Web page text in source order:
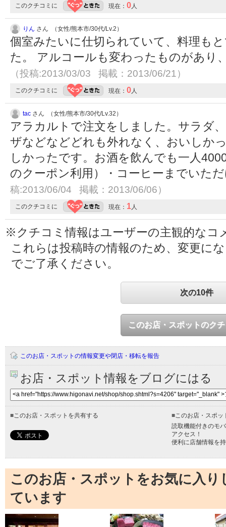
このクチコミに 現在： 0 人
りん さん （女性/熊本市/30代/Lv.2）
個室みたいに仕切られていて、料理も
た。 アルコールも変わったものがあり
（投稿:2013/03/03 掲載：2013/06/21）
このクチコミに 現在： 0 人
tac さん （女性/熊本市/30代/Lv.32）
アラカルトで注文をしました。サラダ
ザなどなどどれも外れなく、おいしか
しかったです。お酒を飲んでも一人
のクーポン利用）・コーヒーまでいた
稿:2013/06/04 掲載：2013/06/06）
このクチコミに 現在： 1 人
※クチコミ情報はユーザーの主観的なコ
これらは投稿時の情報のため、変更に
でご了承ください。
次の10件
このお店・スポットのク
このお店・スポットの情報変更や閉店・移転を報告
お店・スポット情報をブログにはる
■ このお店・スポットを共有する ■ このお店・スポ
読取機能付きのモ
アクセス！
便利に店舗情報を
このお店・スポットをお気に入
ています